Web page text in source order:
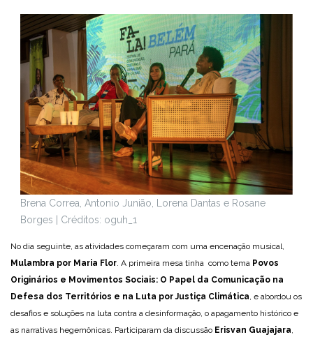
Brena Correa, Antonio Junião, Lorena Dantas e Rosane
Borges | Créditos: oguh_1
No dia seguinte, as atividades começaram com uma encenação musical,
Mulambra por Maria Flor. A primeira mesa tinha como tema Povos
Originários e Movimentos Sociais: O Papel da Comunicação na
Defesa dos Territórios e na Luta por Justiça Climática, e abordou os
desafios e soluções na luta contra a desinformação, o apagamento histórico e
as narrativas hegemônicas. Participaram da discussão Erisvan Guajajara,